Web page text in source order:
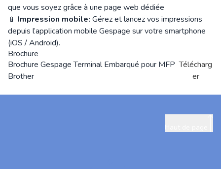
que vous soyez grâce à une page web dédiée
📱 Impression mobile: Gérez et lancez vos impressions
depuis l’application mobile Gespage sur votre smartphone
(iOS / Android).
Brochure
Brochure Gespage Terminal Embarqué pour MFP
Brother
Télécharg
er